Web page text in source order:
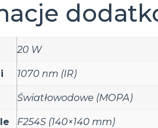
20 W
1070 nm (IR)
Światłowodowe (MOPA)
F254S (140×140 mm)